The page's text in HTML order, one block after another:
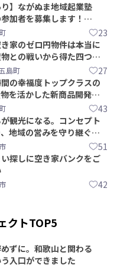
り】ながぬま地域起業塾
参加者を募集します！
23
き家のゼロ円物件は本当に
との戦いから得た四つの
町
島町 27
の幸福度トップクラスの
を活かした新商品開発＆
！
43
観光になる。コンセプト
地域の営みを守り継ぐ仲
か？
51
探しに空き家バンクをご
42
クトTOP5
ずに。和歌山と関わる
う入口ができました